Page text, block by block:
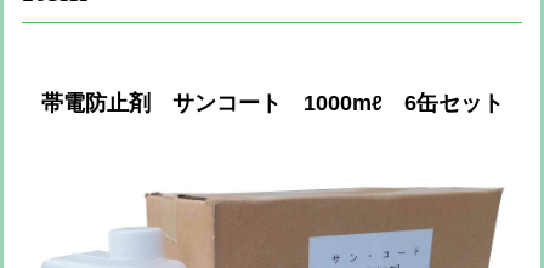
帯電防止剤 サンコート 1000mℓ 6缶セット